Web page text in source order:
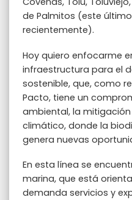
de Palmitos (este
recientemente).
Hoy quiero enfocarme
infraestructura para el
sostenible, que, como
Pacto, tiene un
ambiental, la
climático, donde la
genera nuevas
En esta línea se
marina, que está
demanda servicios y